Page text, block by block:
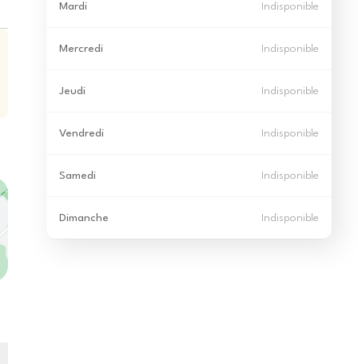
Mardi Indisponible
Mercredi Indisponible
Jeudi Indisponible
Vendredi Indisponible
Samedi Indisponible
Dimanche Indisponible